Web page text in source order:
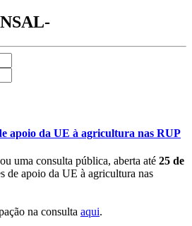
apoio da UE à agricultura nas RUP
uma consulta pública, aberta até 25 de
de apoio da UE à agricultura nas
na consulta aqui.